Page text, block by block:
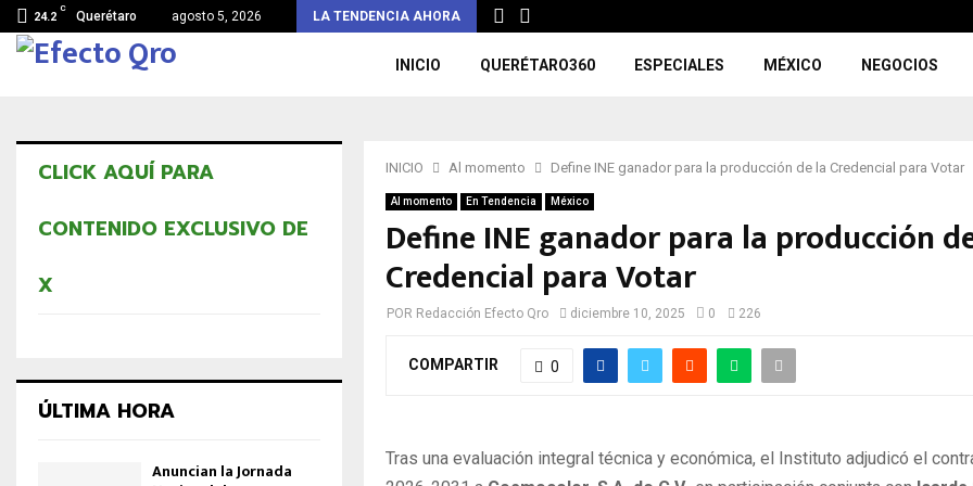
24.2
C
Querétaro agosto 5, 2026 LA TENDENCIA AHORA
INICIO QUERÉTARO360 ESPECIALES MÉXICO NEGOCIOS
INICIO Al momento Define INE ganador para la producción de la Credencial para Votar
Al momento En Tendencia México
Define INE ganador para la producción
Credencial para Votar
POR Redacción Efecto Qro diciembre 10, 2025 0 226
COMPARTIR 0
Tras una evaluación integral técnica y económica, el Instituto adjudicó el
CLICK AQUÍ PARA
CONTENIDO EXCLUSIVO DE
X
ÚLTIMA HORA
Anuncian la Jornada